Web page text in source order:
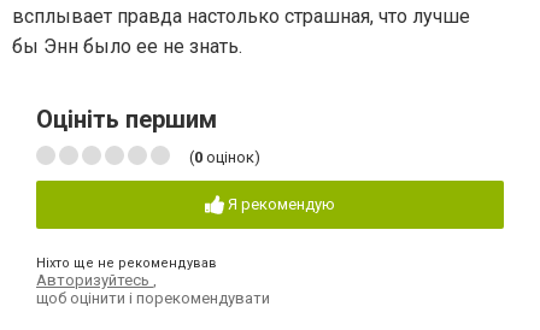
всплывает правда настолько страшная, что лучше
бы Энн было ее не знать.
Оцініть першим
(0 оцінок)
Я рекомендую
Ніхто ще не рекомендував
Авторизуйтесь ,
щоб оцінити і порекомендувати